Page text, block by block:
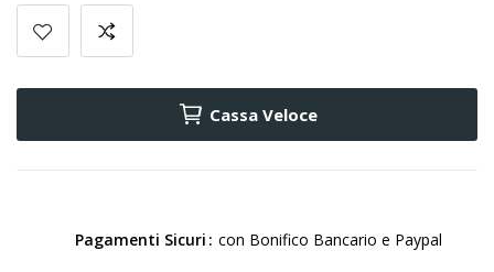
Cassa Veloce
Pagamenti Sicuri con Bonifico Bancario e Paypal